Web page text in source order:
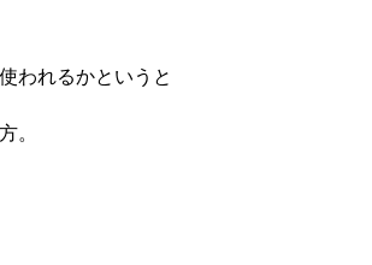
われるかというと
。